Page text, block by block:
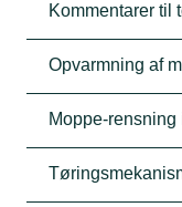
Kommentarer til
Opvarmning af
Moppe-rensning